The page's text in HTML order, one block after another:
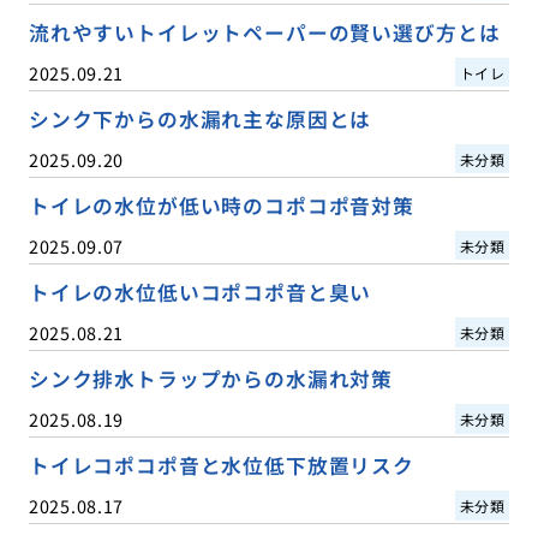
流れやすいトイレットペーパーの賢い選び方とは
2025.09.21 トイレ
シンク下からの水漏れ主な原因とは
2025.09.20 未分類
トイレの水位が低い時のコポコポ音対策
2025.09.07 未分類
トイレの水位低いコポコポ音と臭い
2025.08.21 未分類
シンク排水トラップからの水漏れ対策
2025.08.19 未分類
トイレコポコポ音と水位低下放置リスク
2025.08.17 未分類